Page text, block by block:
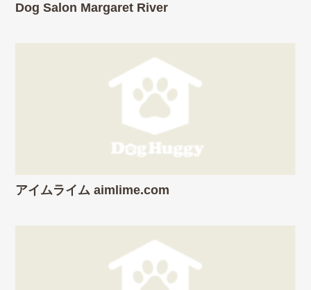
Dog Salon Margaret River
アイムライム aimlime.com